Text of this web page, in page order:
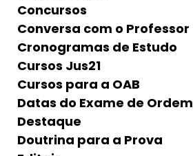
Concursos
Conversa com o Professor
Cronogramas de Estudo
Cursos Jus21
Cursos para a OAB
Datas do Exame de Ordem
Destaque
Doutrina para a Prova